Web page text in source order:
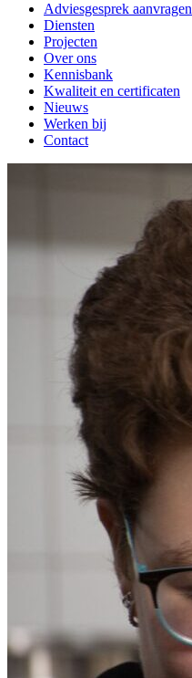
Adviesgesprek aanvragen
Diensten
Projecten
Over ons
Kennisbank
Kwaliteit en certificaten
Nieuws
Werken bij
Contact